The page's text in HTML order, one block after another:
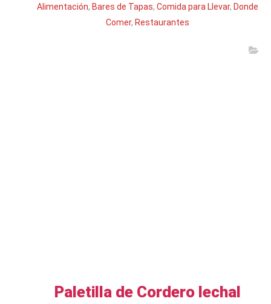
Alimentación, Bares de Tapas, Comida para Llevar, Donde
Comer, Restaurantes
Paletilla de Cordero lechal